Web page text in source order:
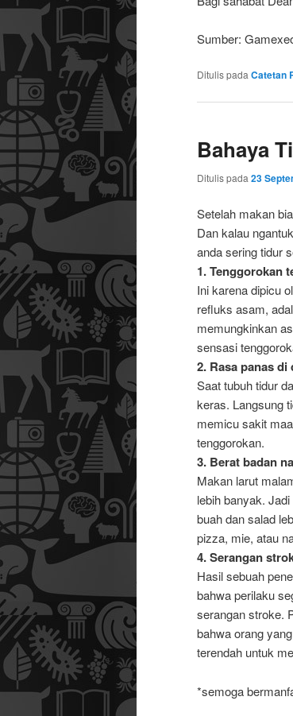
Sumber:
Ditulis pada Catetan
Bahaya
Ditulis pada 23
Setelah makan
Dan kalau
anda sering tidur
1. Tenggorokan
Ini karena dipicu
refluks asam,
memungkinkan
sensasi
2. Rasa panas di
Saat tubuh tidur
keras. Langsung
memicu sakit
tenggorokan.
3. Berat badan
Makan larut
lebih banyak.
buah dan salad
pizza, mie, atau
4. Serangan
Hasil sebuah
bahwa perilaku
serangan stroke.
bahwa orang
terendah untuk
*semoga